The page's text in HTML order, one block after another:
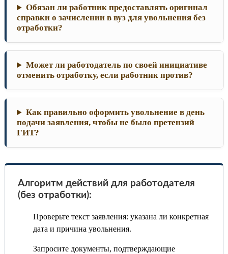
Обязан ли работник предоставлять оригинал
справки о зачислении в вуз для увольнения без
отработки?
Может ли работодатель по своей инициативе
отменить отработку, если работник против?
Как правильно оформить увольнение в день
подачи заявления, чтобы не было претензий
ГИТ?
Алгоритм действий для работодателя
(без отработки):
Проверьте текст заявления: указана ли конкретная
дата и причина увольнения.
Запросите документы, подтверждающие